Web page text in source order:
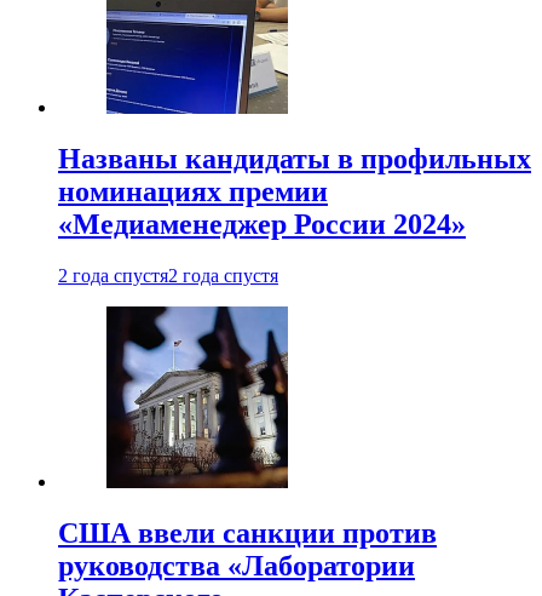
Названы кандидаты в профильных
номинациях премии
«Медиаменеджер России 2024»
2 года спустя2 года спустя
США ввели санкции против
руководства «Лаборатории